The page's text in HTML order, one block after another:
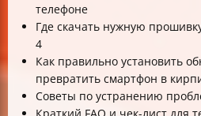
телефоне
Где скачать нужную
4
Как правильно установить
превратить смартфон в
Советы по устранению